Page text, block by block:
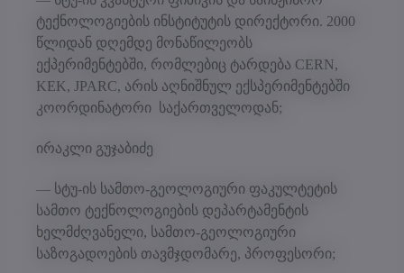
ტექნოლოგიების ინსტიტუტის დირექტორი. 2000
წლიდან დღემდე მონაწილეობს
ექპერიმენტებში, რომლებიც ტარდება CERN,
KEK, JPARC, არის აღნიშნულ ექსპერიმენტებში
კოორდინატორი საქართველოდან;
ირაკლი გუჯაბიძე
— სტუ-ის სამთო-გეოლოგიური ფაკულტეტის
სამთო ტექნოლოგიების დეპარტამენტის
ხელმძღვანელი, სამთო-გეოლოგიური
საზოგადოების თავმჯდომარე, პროფესორი;